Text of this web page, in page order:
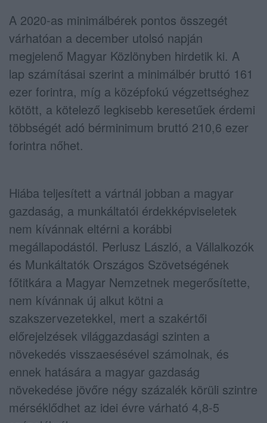
A 2020-as minimálbérek pontos összegét
várhatóan a december utolsó napján
megjelenő Magyar Közlönyben hirdetik ki. A
lap számításai szerint a minimálbér bruttó 161
ezer forintra, míg a középfokú végzettséghez
kötött, a kötelező legkisebb keresetűek érdemi
többségét adó bérminimum bruttó 210,6 ezer
forintra nőhet.
Hiába teljesített a vártnál jobban a magyar
gazdaság, a munkáltatói érdekképviseletek
nem kívánnak eltérni a korábbi
megállapodástól. Perlusz László, a Vállalkozók
és Munkáltatók Országos Szövetségének
főtitkára a Magyar Nemzetnek megerősítette,
nem kívánnak új alkut kötni a
szakszervezetekkel, mert a szakértői
előrejelzések világgazdasági szinten a
növekedés visszaesésével számolnak, és
ennek hatására a magyar gazdaság
növekedése jövőre négy százalék körüli szintre
mérséklődhet az idei évre várható 4,8-5